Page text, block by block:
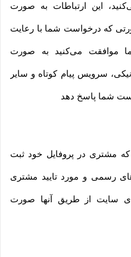
این ارتباطات به صورت
که درخواست شما با رعایت
موافقت می‌‏کنید به صورت
سرویس پیام کوتاه و سایر
شما پاسخ دهد
مشتری در پروفایل خود ثبت
رسمی و مورد تایید مشتری
سایت از طریق آنها صورت